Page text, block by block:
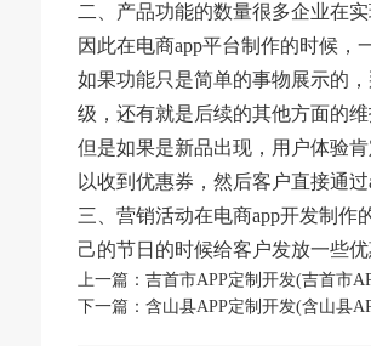
二、产品功能的数量很多企业在
因此在电商app平台制作的时候，
如果功能只是简单的事物展示的
级，还有就是后续的其他方面的维
但是如果是新品出现，用户体验
以收到优惠券，然后客户直接通
三、营销活动在电商app开发制作
己的节日的时候给客户发放一些
上一篇：吉首市APP定制开发(吉首市
下一篇：含山县APP定制开发(含山县